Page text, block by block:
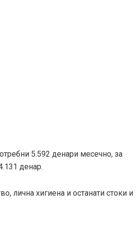
5.592 денари месечно, за
денар.
лична хигиена и останати стоки и